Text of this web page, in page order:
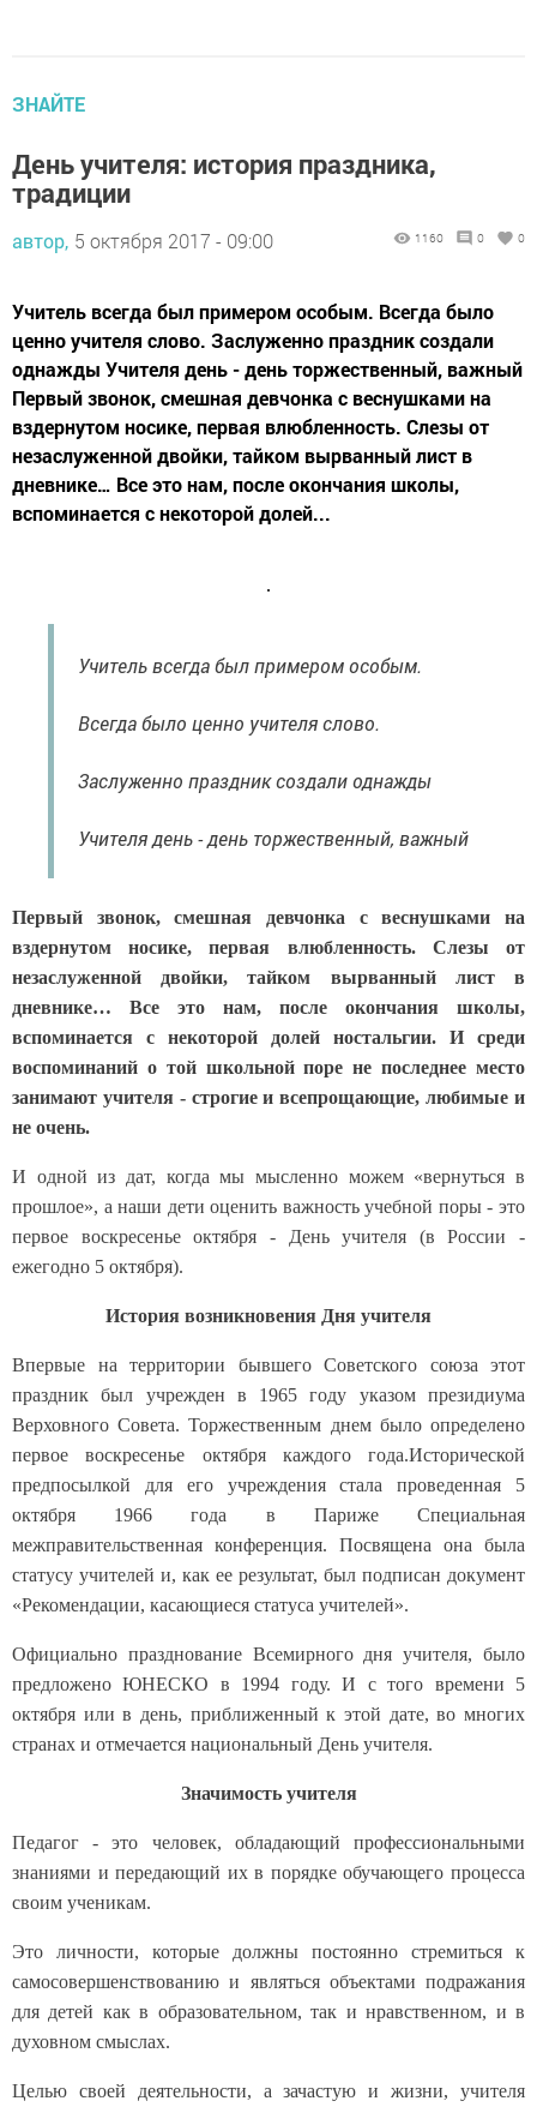
ЗНАЙТЕ
День учителя: история праздника,
традиции
автор, 5 октября 2017 - 09:00 1160 0 0
Учитель всегда был примером особым. Всегда было
ценно учителя слово. Заслуженно праздник создали
однажды Учителя день - день торжественный, важный
Первый звонок, смешная девчонка с веснушками на
вздернутом носике, первая влюбленность. Слезы от
незаслуженной двойки, тайком вырванный лист в
дневнике… Все это нам, после окончания школы,
вспоминается с некоторой долей...
Учитель всегда был примером особым.
Всегда было ценно учителя слово.
Заслуженно праздник создали однажды
Учителя день - день торжественный, важный
Первый звонок, смешная девчонка с веснушками на
вздернутом носике, первая влюбленность. Слезы от
незаслуженной двойки, тайком вырванный лист в
дневнике… Все это нам, после окончания школы,
вспоминается с некоторой долей ностальгии. И среди
воспоминаний о той школьной поре не последнее место
занимают учителя - строгие и всепрощающие, любимые и
не очень.
И одной из дат, когда мы мысленно можем «вернуться в
прошлое», а наши дети оценить важность учебной поры - это
первое воскресенье октября - День учителя (в России -
ежегодно 5 октября).
История возникновения Дня учителя
Впервые на территории бывшего Советского союза этот
праздник был учрежден в 1965 году указом президиума
Верховного Совета. Торжественным днем было определено
первое воскресенье октября каждого года.Исторической
предпосылкой для его учреждения стала проведенная 5
октября 1966 года в Париже Специальная
межправительственная конференция. Посвящена она была
статусу учителей и, как ее результат, был подписан документ
«Рекомендации, касающиеся статуса учителей».
Официально празднование Всемирного дня учителя, было
предложено ЮНЕСКО в 1994 году. И с того времени 5
октября или в день, приближенный к этой дате, во многих
странах и отмечается национальный День учителя.
Значимость учителя
Педагог - это человек, обладающий профессиональными
знаниями и передающий их в порядке обучающего процесса
своим ученикам.
Это личности, которые должны постоянно стремиться к
самосовершенствованию и являться объектами подражания
для детей как в образовательном, так и нравственном, и в
духовном смыслах.
Целью своей деятельности, а зачастую и жизни, учителя